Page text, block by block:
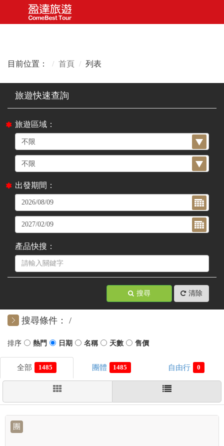
目前位置： 首頁 列表
旅遊區域：
出發期間：
產品快搜：
搜尋 清除
搜尋條件：
1485 1485 0
團